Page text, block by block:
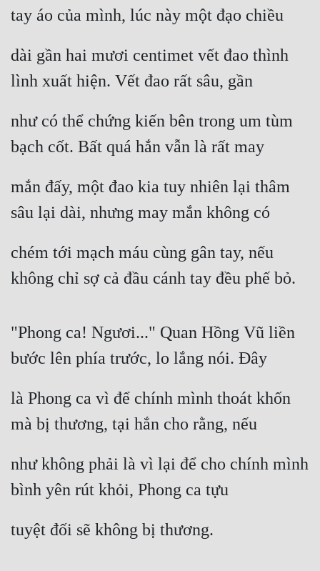
Gia Đấu
Góc Nhìn Nữ
Huyền Nghi
Huyền Ảo
Hài Hước
Hệ Thống
Học Đường
Khoa Huyễn
Kinh Dị
Kiếm Hiệp
Kỳ Ảo
Làm Giàu
Mưu Mô
tay áo của mình, lúc này một đạo chiều
dài gần hai mươi centimet vết đao thình
lình xuất hiện. Vết đao rất sâu, gần
như có thể chứng kiến bên trong um tùm
bạch cốt. Bất quá hắn vẫn là rất may
mắn đấy, một đao kia tuy nhiên lại thâm
sâu lại dài, nhưng may mắn không có
chém tới mạch máu cùng gân tay, nếu
không chỉ sợ cả đầu cánh tay đều phế bỏ.
"Phong ca! Ngươi..." Quan Hồng Vũ liền
bước lên phía trước, lo lắng nói. Đây
là Phong ca vì để chính mình thoát khốn
mà bị thương, tại hắn cho rằng, nếu
như không phải là vì lại để cho chính mình
bình yên rút khỏi, Phong ca tựu
tuyệt đối sẽ không bị thương.